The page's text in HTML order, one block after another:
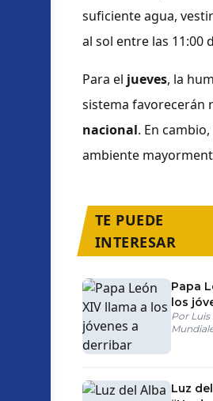
suficiente agua,
al sol entre las 11:00
Para el jueves, la
sistema favorecerán
nacional. En
ambiente
TE PUEDE
INTERESAR
Papa
los
el
Por Luis
Luz